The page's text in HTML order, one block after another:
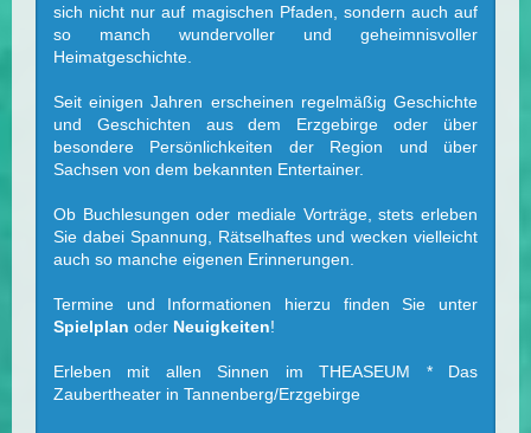
sich nicht nur auf magischen Pfaden, sondern auch auf
so manch wundervoller und geheimnisvoller
Heimatgeschichte.
Seit einigen Jahren erscheinen regelmäßig Geschichte
und Geschichten aus dem Erzgebirge oder über
besondere Persönlichkeiten der Region und über
Sachsen von dem bekannten Entertainer.
Ob Buchlesungen oder mediale Vorträge, stets erleben
Sie dabei Spannung, Rätselhaftes und wecken vielleicht
auch so manche eigenen Erinnerungen.
Termine und Informationen hierzu finden Sie unter
Spielplan oder Neuigkeiten!
Erleben mit allen Sinnen im THEASEUM * Das
Zaubertheater in Tannenberg/Erzgebirge